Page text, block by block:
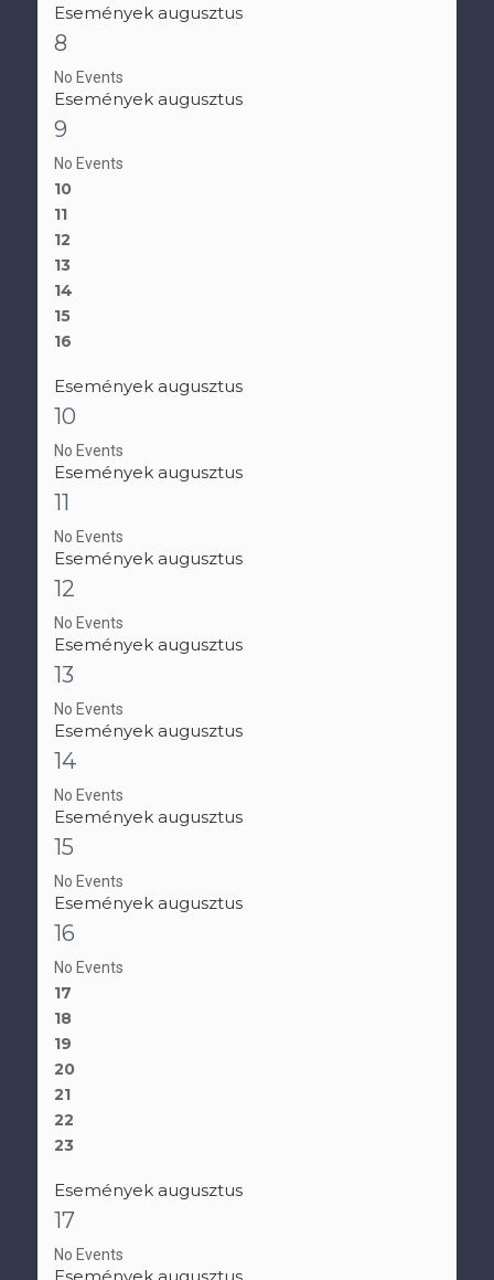
Események augusztus
8
No Events
Események augusztus
9
No Events
10
11
12
13
14
15
16
Események augusztus
10
No Events
Események augusztus
11
No Events
Események augusztus
12
No Events
Események augusztus
13
No Events
Események augusztus
14
No Events
Események augusztus
15
No Events
Események augusztus
16
No Events
17
18
19
20
21
22
23
Események augusztus
17
No Events